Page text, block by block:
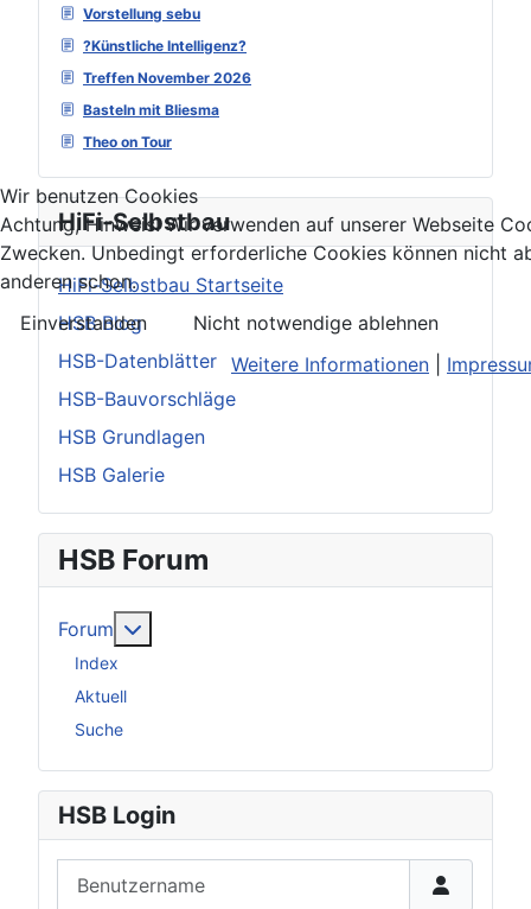
Vorstellung sebu
?Künstliche Intelligenz?
Treffen November 2026
Basteln mit Bliesma
Theo on Tour
HiFi-Selbstbau
HiFi-Selbstbau Startseite
HSB Blog
HSB-Datenblätter
HSB-Bauvorschläge
HSB Grundlagen
HSB Galerie
HSB Forum
Forum
Index
Aktuell
Suche
HSB Login
Wir benutzen Cookies
Achtung, Hinweis! Wir verwenden auf unserer Webseite
Zwecken. Unbedingt erforderliche Cookies können nicht
anderen schon.
Einverstanden
Nicht notwendige ablehnen
Weitere Informationen